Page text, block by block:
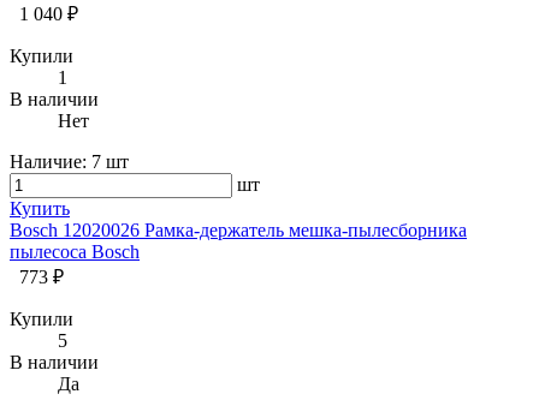
1 040 ₽
Купили
1
В наличии
Нет
Наличие: 7 шт
шт
Купить
Bosch 12020026 Рамка-держатель мешка-пылесборника
пылесоса Bosch
773 ₽
Купили
5
В наличии
Да